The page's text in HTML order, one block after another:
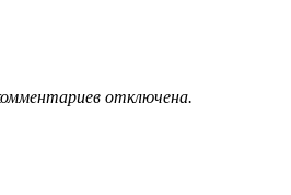
отключена.